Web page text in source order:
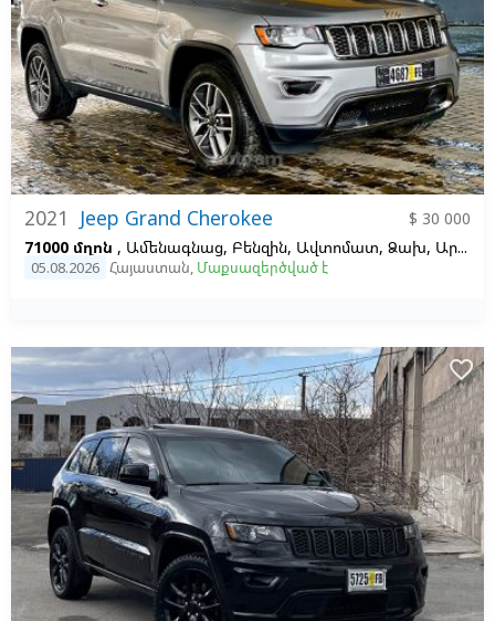
2021 Jeep Grand Cherokee
$ 30 000
71000 մղոն , Ամենագնաց, Բենզին, Ավտոմատ, Ձախ, Արծաթագույն
05.08.2026 Հայաստան, Մաքսազերծված է
favorite_border